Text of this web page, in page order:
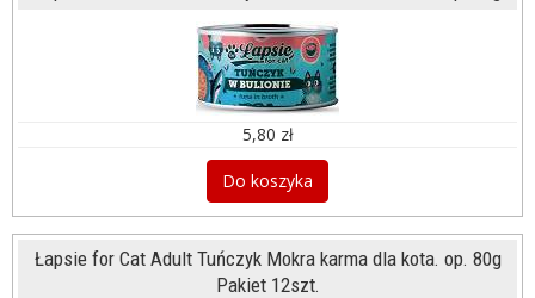
5,80 zł
Do koszyka
Łapsie for Cat Adult Tuńczyk Mokra karma dla kota. op. 80g
Pakiet 12szt.